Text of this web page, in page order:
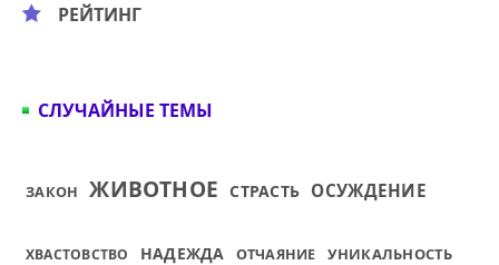
РЕЙТИНГ
СЛУЧАЙНЫЕ ТЕМЫ
ЗАКОН ЖИВОТНОЕ СТРАСТЬ ОСУЖДЕНИЕ
ХВАСТОВСТВО НАДЕЖДА ОТЧАЯНИЕ УНИКАЛЬНОСТЬ